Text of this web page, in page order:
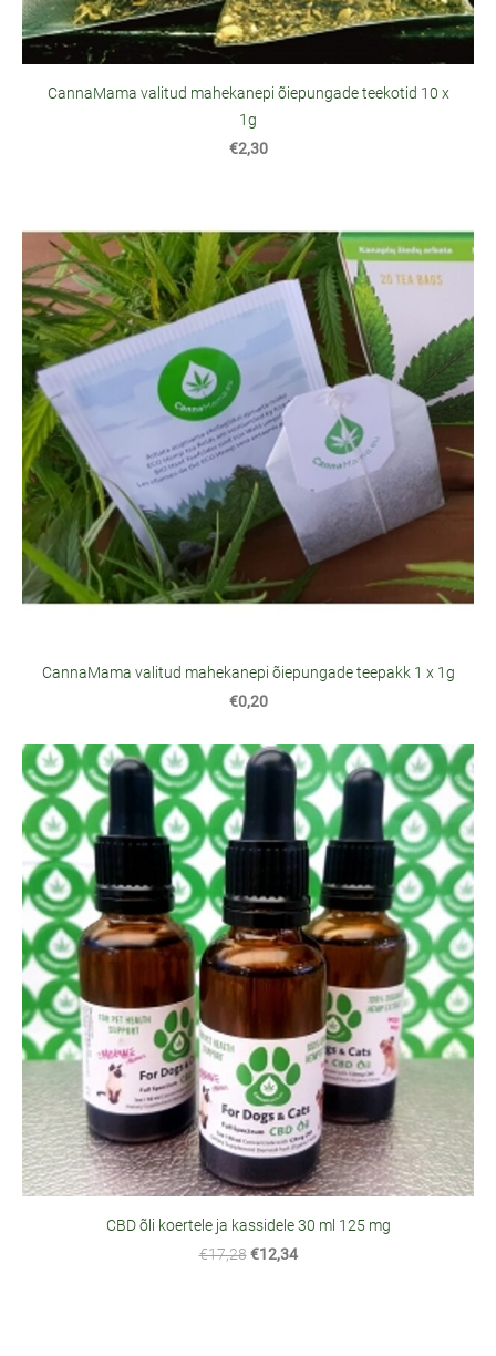
CannaMama valitud mahekanepi õiepungade teekotid 10 x
1g
€2,30
CannaMama valitud mahekanepi õiepungade teepakk 1 x 1g
€0,20
CBD õli koertele ja kassidele 30 ml 125 mg
€17,28 €12,34